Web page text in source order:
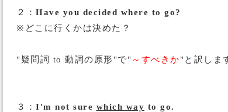
２： Have you decided where to go?
※どこに行くかは決めた？
"疑問詞 to 動詞の原形"で" ～すべきか"と訳しま
３： I'm not sure which way to go.